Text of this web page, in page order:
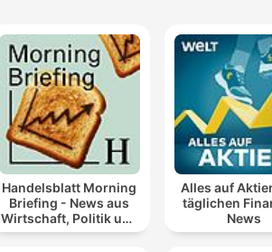
Handelsblatt Morning
Briefing - News aus
Wirtschaft, Politik und
Finanzen
Alles auf
täglichen
News